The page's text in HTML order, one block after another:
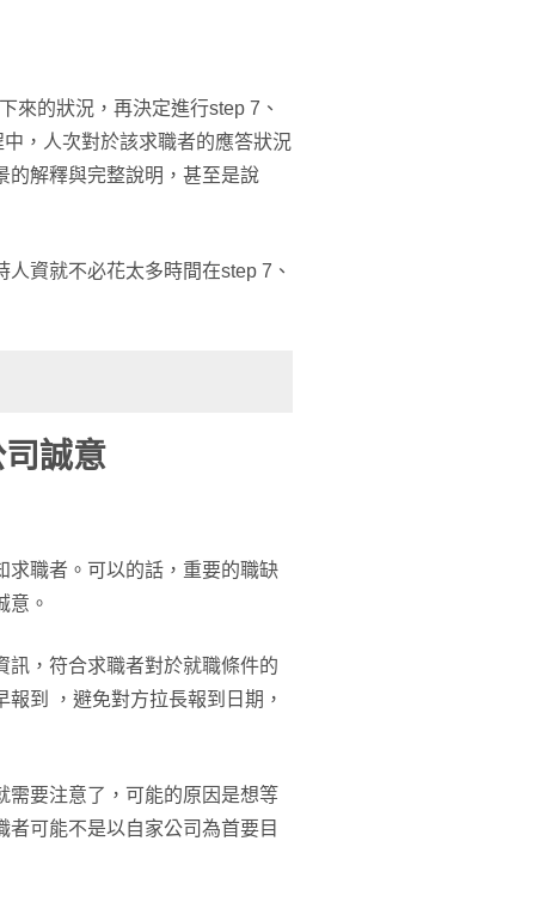
來的狀況，再決定進行step 7、
，人次對於該求職者的應答狀況
的解釋與完整說明，甚至是說
資就不必花太多時間在step 7、
誠意
求職者。可以的話，重要的職缺
意。
訊，符合求職者對於就職條件的
到 ，避免對方拉長報到日期，
需要注意了，可能的原因是想等
可能不是以自家公司為首要目